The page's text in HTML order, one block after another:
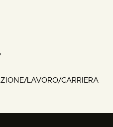
LAVORO/CARRIERA